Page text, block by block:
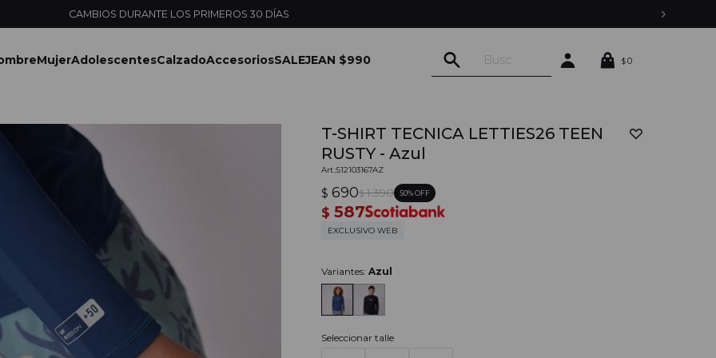
ENVÍOS EXPRESS EN MONTEVIDEO CON PEDIDOS YA
MujerAdolescentesCalzadoAccesoriosSALEJEAN $990 $0
T-SHIRT TECNICA LETTIES26 TEEN
RUSTY - Azul
512103167AZ
$ 690$ 1.390 50
$ 587
EXCLUSIVO WEB
Variantes:Azul
Seleccionar talle